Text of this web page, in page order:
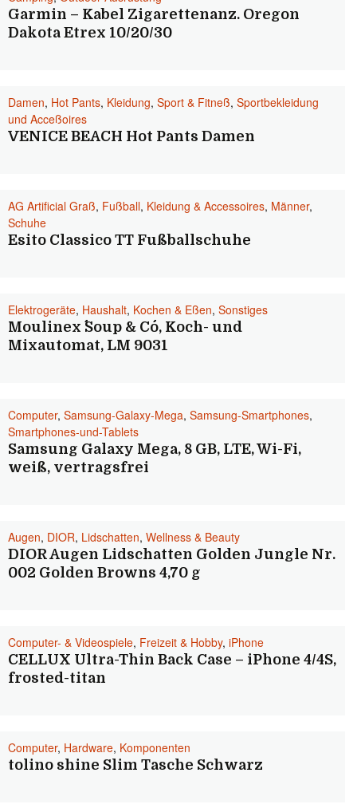
Garmin – Kabel Zigarettenanz. Oregon
Dakota Etrex 10/20/30
Damen, Hot Pants, Kleidung, Sport & Fitneß, Sportbekleidung
und Acceßoires
VENICE BEACH Hot Pants Damen
AG Artificial Graß, Fußball, Kleidung & Accessoires, Männer,
Schuhe
Esito Classico TT Fußballschuhe
Elektrogeräte, Haushalt, Kochen & Eßen, Sonstiges
Moulinex ´´Soup & Co´´, Koch- und
Mixautomat, LM 9031
Computer, Samsung-Galaxy-Mega, Samsung-Smartphones,
Smartphones-und-Tablets
Samsung Galaxy Mega, 8 GB, LTE, Wi-Fi,
weiß, vertragsfrei
Augen, DIOR, Lidschatten, Wellness & Beauty
DIOR Augen Lidschatten Golden Jungle Nr.
002 Golden Browns 4,70 g
Computer- & Videospiele, Freizeit & Hobby, iPhone
CELLUX Ultra-Thin Back Case – iPhone 4/4S,
frosted-titan
Computer, Hardware, Komponenten
tolino shine Slim Tasche Schwarz